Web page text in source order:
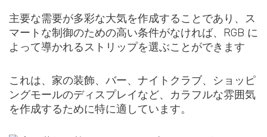
主要な需要が多彩な大気を作成することであり、ス
マートな制御のための高い条件がなければ、RGB に
よって導かれるストリップを選ぶことができます
これは、家の装飾、バー、ナイトクラブ、ショッピ
ングモールのディスプレイなど、カラフルな雰囲気
を作成するために特に適しています。